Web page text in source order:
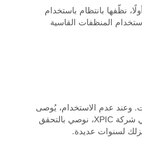
نظّفها بانتظام باستخدام
المنظفات القاسية
وعند عدم الاستخدام، يُوصى
بتخزينها في مكان بارد وجاف. وإذا ظهرت خدوش أو فقدت بريقها، فيمكن استخدام ملمع الرخام لاستعادة لمعانها؛ فقط اتبع التعليمات بدقة. وفي شركة XPIC، نوصي بالتحقق
لسنوات عديدة.